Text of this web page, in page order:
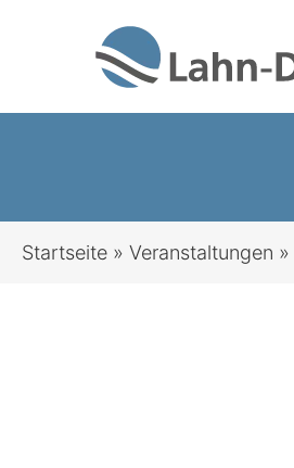
Startseite » Veranstaltungen »